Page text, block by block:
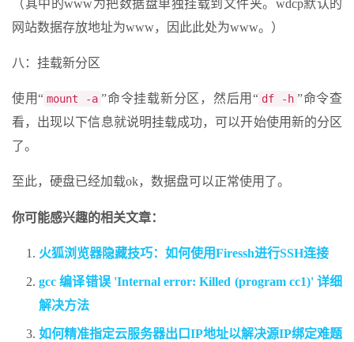
（其中的www为把数据盘单独挂载到文件夹。wdcp默认的
网站数据存放地址为www，因此此处为www。）
八：挂载新分区
使用“ mount -a ”命令挂载新分区，然后用“ df -h ”命令查
看，出现以下信息就说明挂载成功，可以开始使用新的分区
了。
至此，硬盘已经加载ok，数据盘可以正常使用了。
你可能感兴趣的相关文章：
火狐浏览器隐藏技巧：如何使用Firessh进行SSH连接
gcc 编译错误 'Internal error: Killed (program cc1)' 详细
解决方法
如何精准指定云服务器出口IP地址以解决源IP绑定难题